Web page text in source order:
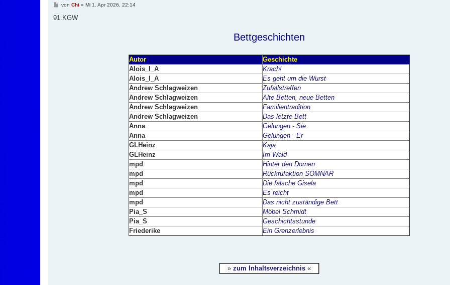
B
i
von Chi » Mi 1. Apr 2026, 22:14
91.KGW
Bettgeschichten
Autor
Geschichte
Alois_I_A
Krach!
Alois_I_A
Es geht um die Wurst
Andrew Schlagweizen
Zufallstreffen
Andrew Schlagweizen
Alte Betten, neue Betten
Andrew Schlagweizen
Familientradition
Andrew Schlagweizen
Das letzte Bett
Anna
Gelungen - Sie
Anna
Gelungen - Er
GLHeinz
Kaja
GLHeinz
Im Wald
mpd
Hinter den Dornen
mpd
Rückrufaktion SÖMNAR
mpd
Die falsche Gisela
mpd
Es reicht
mpd
Das nicht zuständige Bett
Pia_S
Möbel Schmidt
Pia_S
Geschichtsstunde
Friederike
Ein Grenzerlebnis
»zum Inhaltsverzeichnis «